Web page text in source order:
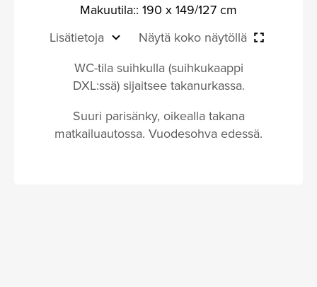
Makuutila:: 190 x 149/127 cm
Lisätietoja
Näytä koko näytöllä
WC-tila suihkulla (suihkukaappi
DXL:ssä) sijaitsee takanurkassa.
Suuri parisänky, oikealla takana
matkailuautossa. Vuodesohva edessä.